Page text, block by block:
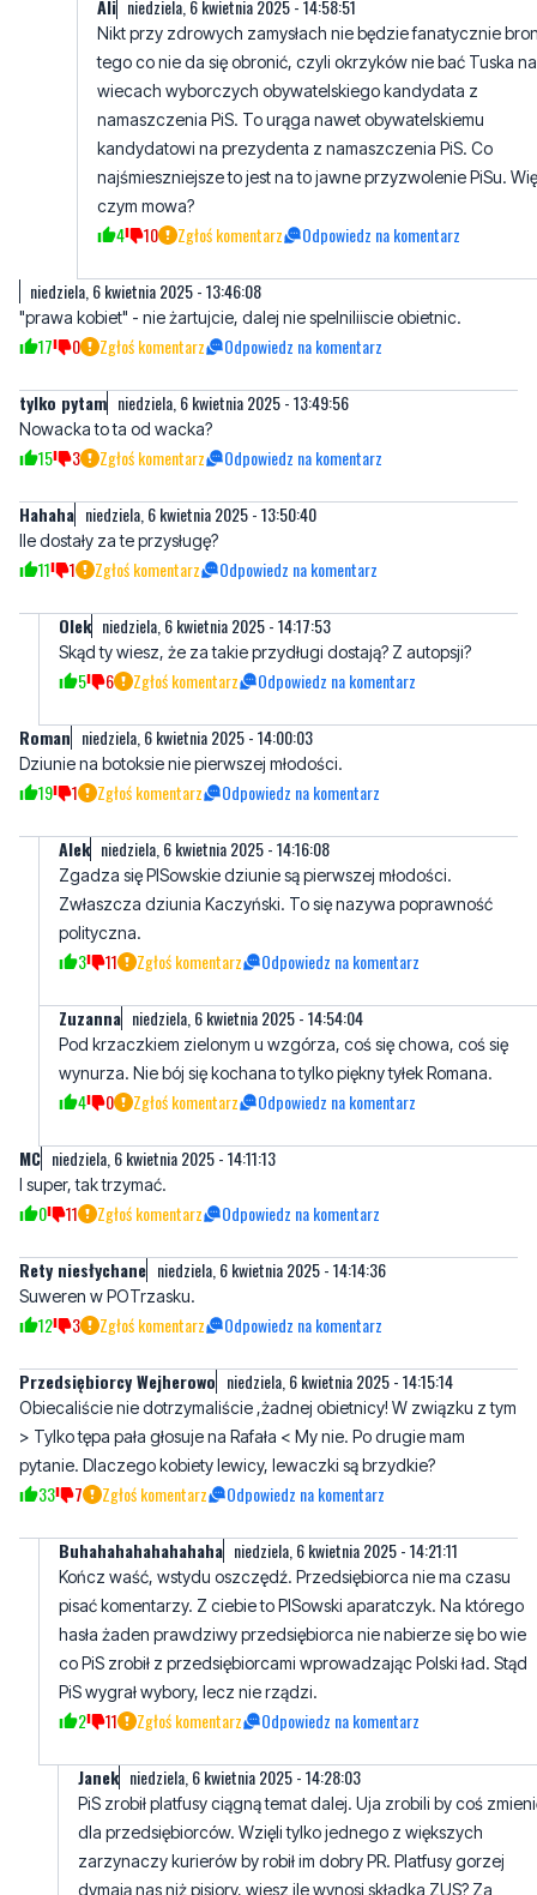
namaszczenia PiS. To urąga nawet obywatelskiemu
kandydatowi na prezydenta z namaszczenia PiS. Co
najśmieszniejsze to jest na to jawne przyzwolenie PiSu.
czym mowa?
4 10 Zgłoś komentarz Odpowiedz na komentarz
niedziela, 6 kwietnia 2025 - 13:46:08
"prawa kobiet" - nie żartujcie, dalej nie spelniliiscie obietnic.
tylko pytam niedziela, 6 kwietnia 2025 - 13:49:56
Nowacka to ta od wacka?
Hahaha niedziela, 6 kwietnia 2025 - 13:50:40
Ile dostały za te przysługę?
OIek niedziela, 6 kwietnia 2025 - 14:17:53
Skąd ty wiesz, że za takie przydługi dostają? Z autopsji?
Roman niedziela, 6 kwietnia 2025 - 14:00:03
Dziunie na botoksie nie pierwszej młodości.
AIek niedziela, 6 kwietnia 2025 - 14:16:08
Zgadza się PISowskie dziunie są pierwszej młodości.
polityczna.
3 11 Zgłoś komentarz Odpowiedz na komentarz
Zuzanna niedziela, 6 kwietnia 2025 - 14:54:04
Pod krzaczkiem zielonym u wzgórza, coś się chowa, coś się
4 0 Zgłoś komentarz Odpowiedz na komentarz
niedziela, 6 kwietnia 2025 - 14:11:13
I super, tak trzymać.
Rety niesłychane niedziela, 6 kwietnia 2025 - 14:14:36
Suweren w POTrzasku.
Przedsiębiorcy Wejherowo
Obiecaliście nie dotrzymaliście ,żadnej obietnicy! W związku z tym
pytanie. Dlaczego kobiety lewicy, lewaczki są brzydkie?
33 7 Zgłoś komentarz Odpowiedz na komentarz
Buhahahahahahahaha niedziela, 6 kwietnia 2025 - 14:21:11
Kończ waść, wstydu oszczędź. Przedsiębiorca nie ma czasu
hasła żaden prawdziwy przedsiębiorca nie nabierze się bo wie
co PiS zrobił z przedsiębiorcami wprowadzając Polski ład. Stąd
PiS wygrał wybory, lecz nie rządzi.
2 11 Zgłoś komentarz Odpowiedz na komentarz
Janek niedziela, 6 kwietnia 2025 - 14:28:03
PiS zrobił platfusy ciągną temat dalej. Uja zrobili by coś
zarzynaczy kurierów by robił im dobry PR. Platfusy gorzej
dymają nas niż pisiory, wiesz ile wynosi składka ZUS? Za
platfusow?
5 0 Zgłoś komentarz Odpowiedz na komentarz